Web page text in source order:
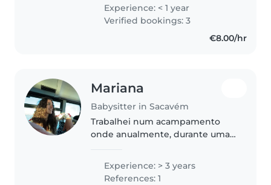
responsible, patient, and caring
person, and I genuinely enjoy
Experience: < 1 year
Verified bookings: 3
€8.00/hr
Mariana
Babysitter in Sacavém
Trabalhei num acampamento
onde anualmente, durante uma
crianças em conjunto com
outros colegas. Era bastante
Experience: > 3 years
References: 1